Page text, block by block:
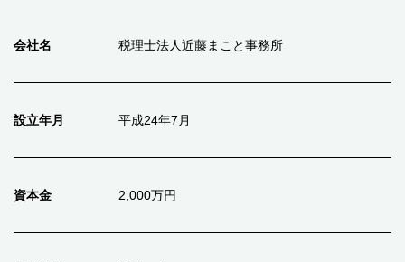
会社名 税理士法人近藤まこと事務所
設立年月 平成24年7月
資本金 2,000万円